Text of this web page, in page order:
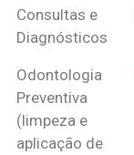
Pessoa Física
Consultas e
Diagnósticos
Odontologia
Preventiva
(limpeza e
aplicação de